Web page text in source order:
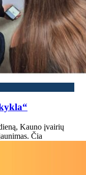
Kauno įvairių
Čia